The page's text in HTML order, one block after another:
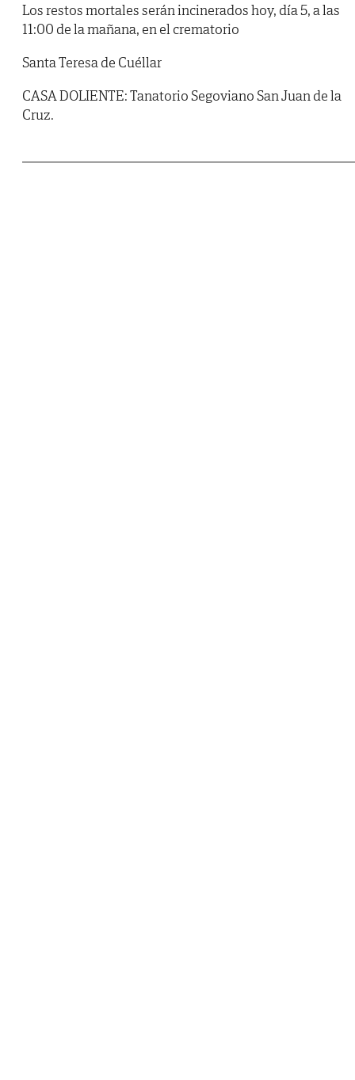
Los restos mortales serán incinerados hoy, día 5, a las
11:00 de la mañana, en el crematorio
Santa Teresa de Cuéllar
CASA DOLIENTE: Tanatorio Segoviano San Juan de la
Cruz.